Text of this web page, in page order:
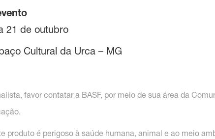
21 de outubro
Cultural da Urca – MG
favor contatar a BASF, por meio de sua área da
produto é perigoso à saúde humana, animal e ao meio